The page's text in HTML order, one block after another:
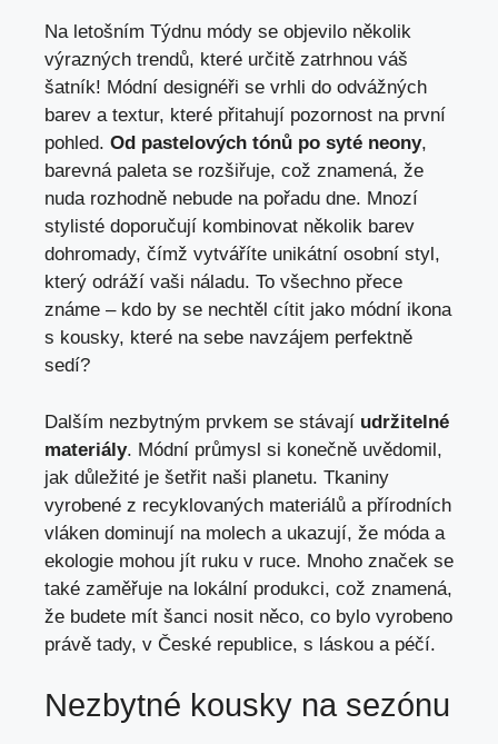
Na letošním Týdnu módy se objevilo několik
výrazných trendů, které určitě zatrhnou váš
šatník! Módní designéři se vrhli do odvážných
barev a textur, které přitahují pozornost na první
pohled. Od pastelových tónů po syté neony,
barevná paleta se rozšiřuje, což znamená, že
nuda rozhodně nebude na pořadu dne. Mnozí
stylisté doporučují kombinovat několik barev
dohromady, čímž vytváříte unikátní osobní styl,
který odráží vaši náladu. To všechno přece
známe – kdo by se nechtěl cítit jako módní ikona
s kousky, které na sebe navzájem perfektně
sedí?
Dalším nezbytným prvkem se stávají udržitelné
materiály. Módní průmysl si konečně uvědomil,
jak důležité je šetřit naši planetu. Tkaniny
vyrobené z recyklovaných materiálů a přírodních
vláken dominují na molech a ukazují, že móda a
ekologie mohou jít ruku v ruce. Mnoho značek se
také zaměřuje na lokální produkci, což znamená,
že budete mít šanci nosit něco, co bylo vyrobeno
právě tady, v České republice, s láskou a péčí.
Nezbytné kousky na sezónu